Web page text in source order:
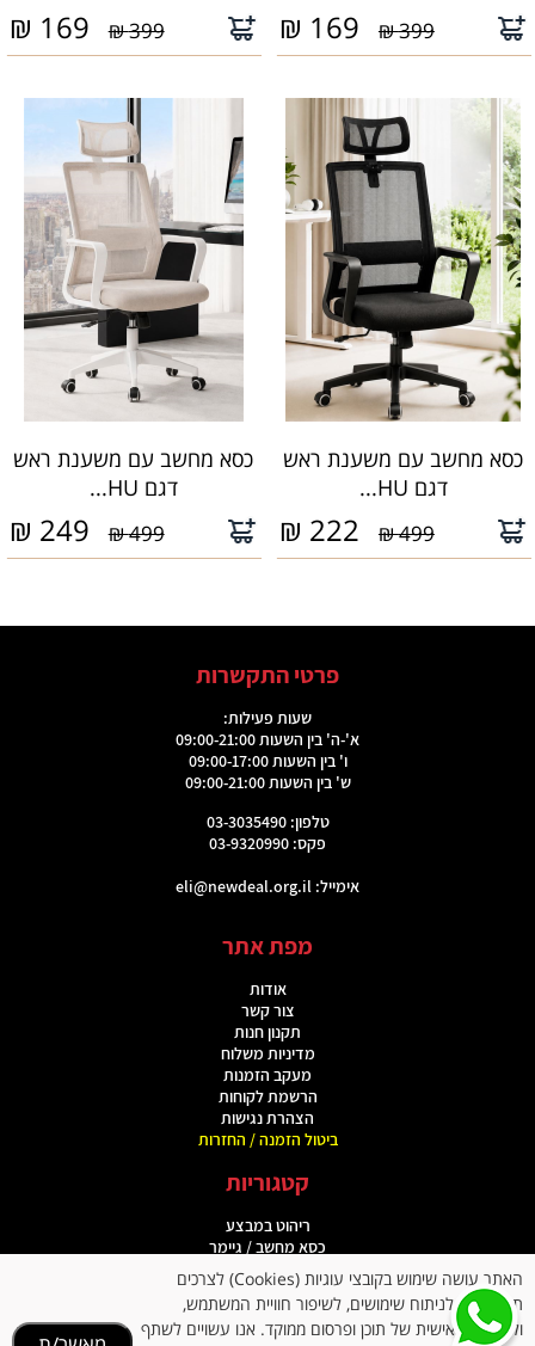
399 ₪
169
₪
399 ₪
169
₪
כסא מחשב עם משענת ראש
דגם HU...
499 ₪
222
₪
כסא מחשב עם משענת ראש
דגם HU...
499 ₪
249
₪
פרטי התקשרות
שעות פעילות:
א'-ה' בין השעות 09:00-21:00
ו' בין השעות 09:00-17:00
ש' בין השעות 09:00-21:00
טלפון: 03-3035490
פקס: 03-9320990
אימייל: eli@newdeal.org.il
מפת אתר
אודות
צור קשר
תקנון חנות
מדיניות משלוח
מעקב הזמנות
הרשמת לקוחות
הצהרת נגישות
ביטול הזמנה / החזרות
קטגוריות
ריהוט במבצע
כסא מחשב / גיימר
מוצרי ספורט
כסאות מנהלים
תיקים ומוצרי פנאי
מגבירי שמיעה
האתר עושה שימוש בקובצי עוגיות (Cookies) לצרכים
תפעוליים, לניתוח שימושים, לשיפור חוויית המשתמש,
ולהתאמה אישית של תוכן ופרסום ממוקד. אנו עשויים לשתף